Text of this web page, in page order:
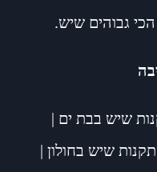
גבוהים שיש.
שיש בבת ים |
שיש בחולון |